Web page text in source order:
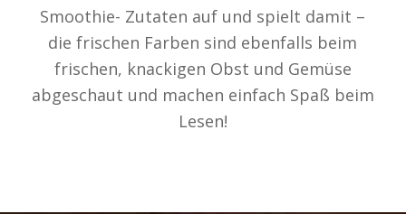
Smoothie- Zutaten auf und spielt damit –
die frischen Farben sind ebenfalls beim
frischen, knackigen Obst und Gemüse
abgeschaut und machen einfach Spaß beim
Lesen!